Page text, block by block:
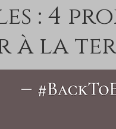
: 4
à la